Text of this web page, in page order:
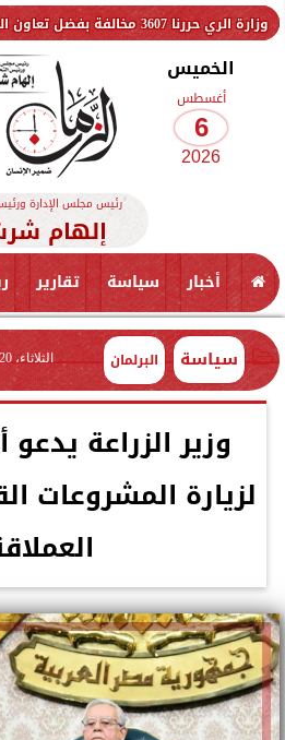
الخميس
أغسطس
6
2026
رئيس مجلس الإدارة
إلهام
أخبار سياسة تقارير
سياسة البرلمان الثلاثاء، 20 ديسمبر 2022
وزير الزراعة يدعو
لزيارة المشروعات